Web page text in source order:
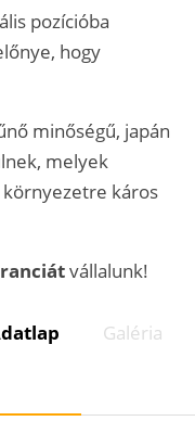
pozícióba
hogy
minőségű, japán
melyek
káros
vállalunk!
Galéria